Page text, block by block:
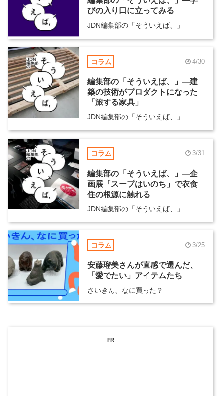
びの入り口に立ってみる
JDN編集部の「そういえば、」
コラム 4/30
編集部の「そういえば、」―建
築の技術がプロダクトになった
「旅する家具」
JDN編集部の「そういえば、」
コラム 3/31
編集部の「そういえば、」―企
画展「スープはいのち」で衣食
住の根源に触れる
JDN編集部の「そういえば、」
コラム 3/25
安藤瑠美さんが直感で選んだ、
「愛でたい」アイテムたち
さいきん、なに買った？
PR